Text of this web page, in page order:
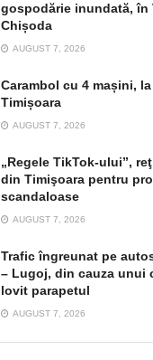
gospodărie inundată, în
Chișoda
AUGUST 7, 2026
Carambol cu 4 mașini,
Timișoara
AUGUST 7, 2026
„Regele TikTok-ului”,
din Timişoara pentru
scandaloase
AUGUST 7, 2026
Trafic îngreunat pe
– Lugoj, din cauza unui
lovit parapetul
AUGUST 7, 2026